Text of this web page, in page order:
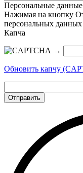
Персональные данные
Нажимая на кнопку
персональных данных
Капча
→
Обновить капчу
Отправить